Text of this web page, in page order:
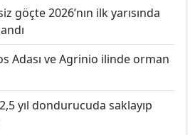
göçte 2026’nın ilk yarısında
Adası ve Agrinio ilinde orman
yıl dondurucuda saklayıp